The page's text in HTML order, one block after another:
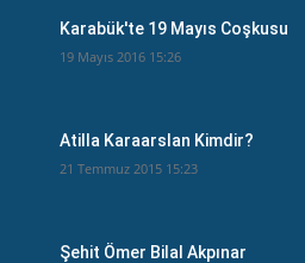
Karabük'te 19 Mayıs Coşkusu
19 Mayıs 2016 15:26
Atilla Karaarslan Kimdir?
21 Temmuz 2015 15:23
Şehit Ömer Bilal Akpınar